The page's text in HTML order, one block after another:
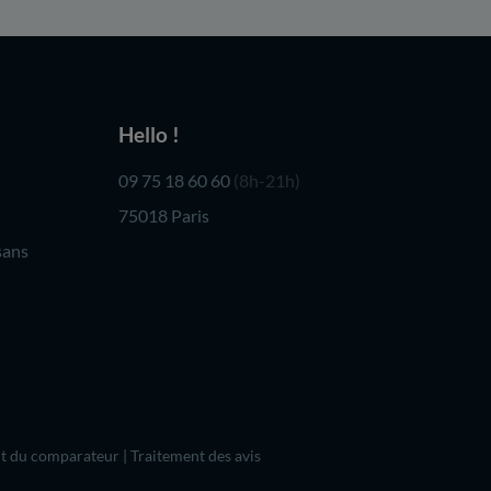
Hello !
09 75 18 60 60 (8h-21h)
75018 Paris
du comparateur | Traitement des avis